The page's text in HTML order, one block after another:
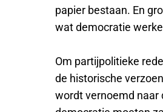
papier bestaan. En
wat democratie
Om partijpolitieke
de historische
wordt vernoemd naar